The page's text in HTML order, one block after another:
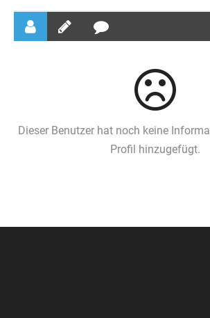
Dieser Benutzer hat noch keine
Profil hinzugefügt.